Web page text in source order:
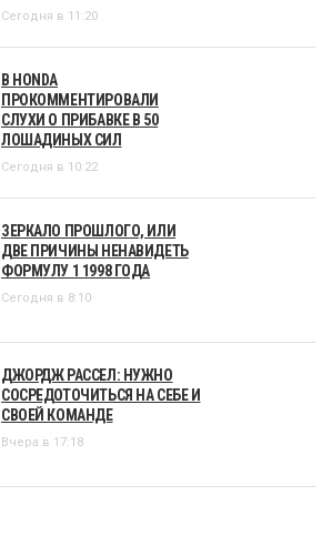
Сегодня в 11:20
В HONDA
ПРОКОММЕНТИРОВАЛИ
СЛУХИ О ПРИБАВКЕ В 50
ЛОШАДИНЫХ СИЛ
Сегодня в 10:22
ЗЕРКАЛО ПРОШЛОГО, ИЛИ
ДВЕ ПРИЧИНЫ НЕНАВИДЕТЬ
ФОРМУЛУ 1 1998 ГОДА
Сегодня в 8:10
ДЖОРДЖ РАССЕЛ: НУЖНО
СОСРЕДОТОЧИТЬСЯ НА СЕБЕ И
СВОЕЙ КОМАНДЕ
Вчера в 17:18